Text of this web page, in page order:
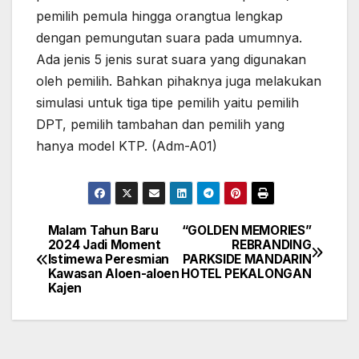
pemilih pemula hingga orangtua lengkap
dengan pemungutan suara pada umumnya.
Ada jenis 5 jenis surat suara yang digunakan
oleh pemilih. Bahkan pihaknya juga melakukan
simulasi untuk tiga tipe pemilih yaitu pemilih
DPT, pemilih tambahan dan pemilih yang
hanya model KTP. (Adm-A01)
Navigasi
pos
“GOLDEN MEMORIES”
REBRANDING
PARKSIDE MANDARIN
HOTEL PEKALONGAN
Malam Tahun Baru
2024 Jadi Moment
Istimewa Peresmian
Kawasan Aloen-aloen
Kajen